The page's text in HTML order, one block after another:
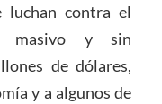
luchan contra el
masivo y sin
de dólares,
y a algunos de